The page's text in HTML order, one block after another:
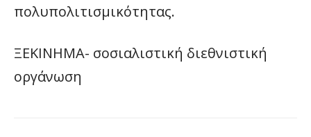
πολυπολιτισμικότητας.
ΞΕΚΙΝΗΜΑ- σοσιαλιστική διεθνιστική
οργάνωση